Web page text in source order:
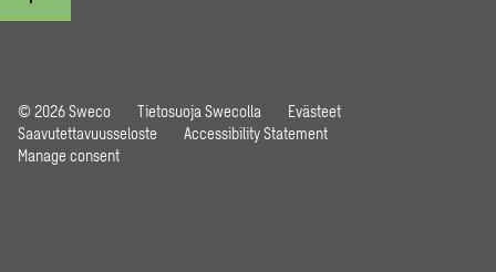
© 2026 Sweco Tietosuoja Swecolla
Evästeet
Saavutettavuusseloste
Accessibility Statement
Manage consent